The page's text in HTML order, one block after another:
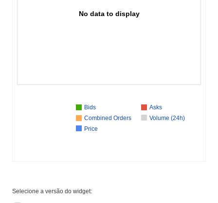
No data to display
Bids
Asks
Combined Orders
Volume (24h)
Price
Selecione a versão do widget: